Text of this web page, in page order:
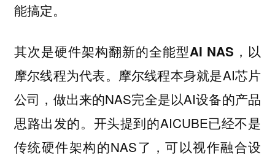
能搞定。
其次是硬件架构翻新的全能型AI NAS，以
摩尔线程为代表。 摩尔线程本身就是AI芯片
公司，做出来的NAS完全是以AI设备的产品
思路出发的。开头提到的AICUBE已经不是
传统硬件架构的NAS了，可以视作融合设